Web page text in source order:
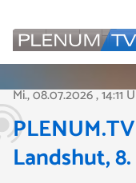
Mi., 08.07.2026, 14:11
Landshut,